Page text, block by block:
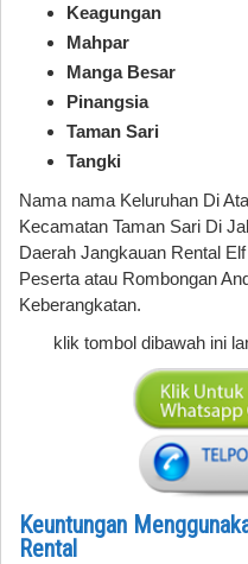
Keagungan
Mahpar
Manga Besar
Pinangsia
Taman Sari
Tangki
Nama nama Keluruhan Di
Kecamatan Taman Sari Di
Daerah Jangkauan Rental
Peserta atau Rombongan
Keberangkatan.
klik tombol dibawah ini
Keuntungan
Rental